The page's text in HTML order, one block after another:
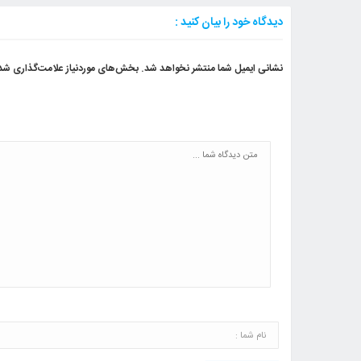
دیدگاه خود را بیان کنید :
نشانی ایمیل شما منتشر نخواهد شد.بخش‌های موردنیاز علامت‌گذاری